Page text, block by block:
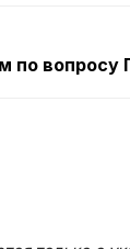
по